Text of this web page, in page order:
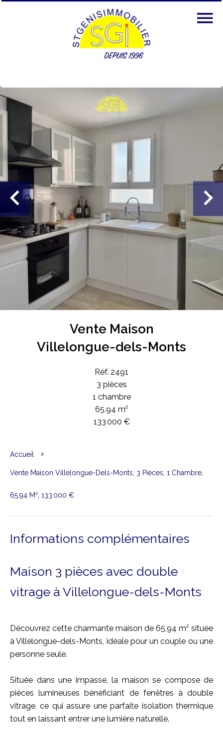
Vente Maison
Villelongue-dels-Monts
Réf. 2491
3 pièces
1 chambre
65.94 m²
133 000 €
Accueil
Vente Maison Villelongue-Dels-Monts, 3 Pièces, 1 Chambre,
65.94 M², 133 000 €
Informations complémentaires
Maison 3 pièces avec double
vitrage à Villelongue-dels-Monts
Découvrez cette charmante maison de 65,94 m² située
à Villelongue-dels-Monts, idéale pour un couple ou une
personne seule.
Située dans une impasse, la maison se compose de
pièces lumineuses bénéficiant de fenêtres à double
vitrage, ce qui assure une parfaite isolation thermique
tout en laissant entrer une lumière naturelle.